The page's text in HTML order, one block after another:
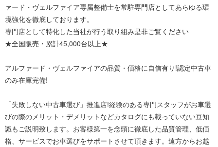
ァード・ヴェルファイア専属整備士を常駐専門店としてあらゆる環
境強化を徹底しております。
専門店として特化した当社が行う取り組み是非ご覧ください
★全国販売・累計45,000台以上★
アルファード・ヴェルファイアの品質・価格に自信有り!認定中古車
のみ在庫完備!
「失敗しない中古車選び」推進店!経験のある専門スタッフがお車選
びの際のメリット・デメリットなどカタログにも載っていない豆知
識もご説明致します。お客様第一を念頭に徹底した品質管理、低価
格、サービスでお車選びをサポートさせて頂きます。遠方からお越